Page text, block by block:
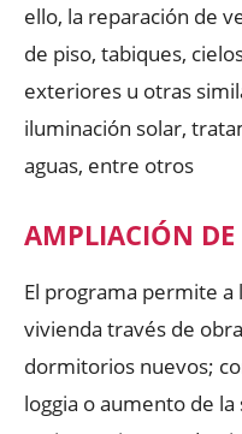
ello, la reparación de
de piso, tabiques,
exteriores u otras
iluminación solar,
aguas, entre otros
AMPLIACIÓN
El programa permite a
vivienda través de
dormitorios nuevos;
loggia o aumento de